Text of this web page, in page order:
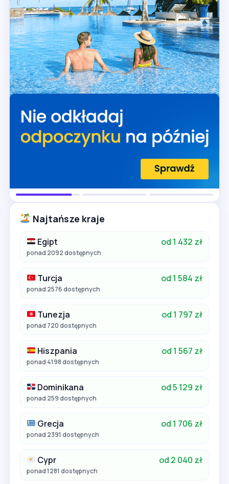
Najtańsze kraje
Egipt od 1 432 zł
ponad 2092 dostępnych
Turcja od 1 584 zł
ponad 2576 dostępnych
Tunezja od 1 797 zł
ponad 720 dostępnych
Hiszpania od 1 567 zł
ponad 4198 dostępnych
Dominikana od 5 129 zł
ponad 259 dostępnych
Grecja od 1 706 zł
ponad 2391 dostępnych
Cypr od 2 040 zł
ponad 1281 dostępnych